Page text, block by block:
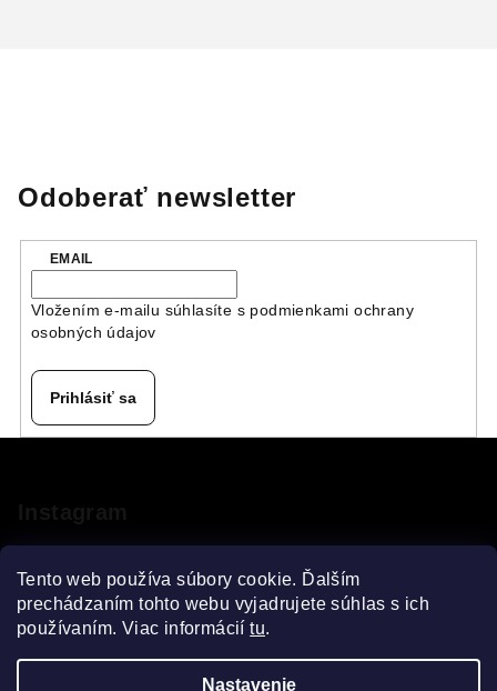
Tento web používa súbory cookie. Ďalším
prechádzaním tohto webu vyjadrujete súhlas s ich
používaním. Viac informáciítu.
Nastavenie
Odoberať newsletter
EMAIL
Vložením e-mailu súhlasíte s podmienkami ochrany
osobných údajov
Prihlásiť sa
ä
Sledovať na Instagrame